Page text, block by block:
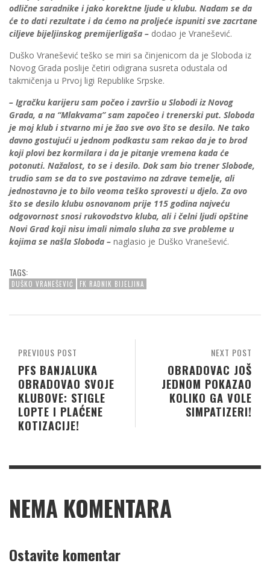
odlične saradnike i jako korektne ljude u klubu. Nadam se da
će to dati rezultate i da ćemo na proljeće ispuniti sve zacrtane
ciljeve bijeljinskog premijerligaša – dodao je Vranešević.
Duško Vranešević teško se miri sa činjenicom da je Sloboda iz
Novog Grada poslije četiri odigrana susreta odustala od
takmičenja u Prvoj ligi Republike Srpske.
– Igračku karijeru sam počeo i završio u Slobodi iz Novog
Grada, a na “Mlakvama” sam započeo i trenerski put. Sloboda
je moj klub i stvarno mi je žao sve ovo što se desilo. Ne tako
davno gostujući u jednom podkastu sam rekao da je to brod
koji plovi bez kormilara i da je pitanje vremena kada će
potonuti. Nažalost, to se i desilo. Dok sam bio trener Slobode,
trudio sam se da to sve postavimo na zdrave temelje, ali
jednostavno je to bilo veoma teško sprovesti u djelo. Za ovo
što se desilo klubu osnovanom prije 115 godina najveću
odgovornost snosi rukovodstvo kluba, ali i čelni ljudi opštine
Novi Grad koji nisu imali nimalo sluha za sve probleme u
kojima se našla Sloboda – naglasio je Duško Vranešević.
TAGS:
DUŠKO VRANEŠEVIĆ FK RADNIK BIJELJINA
NEXT POST
OBRADOVAC JOŠ
JEDNOM POKAZAO
KOLIKO GA VOLE
SIMPATIZERI!
PREVIOUS POST
PFS BANJALUKA
OBRADOVAO SVOJE
KLUBOVE: STIGLE
LOPTE I PLAĆENE
KOTIZACIJE!
NEMA KOMENTARA
Ostavite komentar